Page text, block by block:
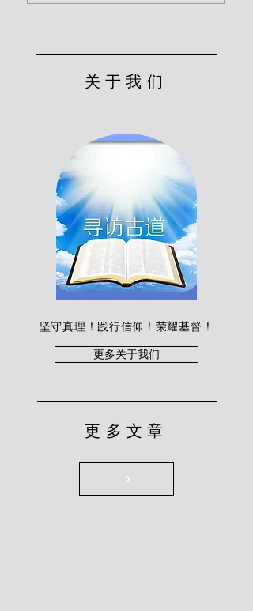
关于我们
坚守真理！践行信仰！荣耀基督！
更多关于我们
更多文章